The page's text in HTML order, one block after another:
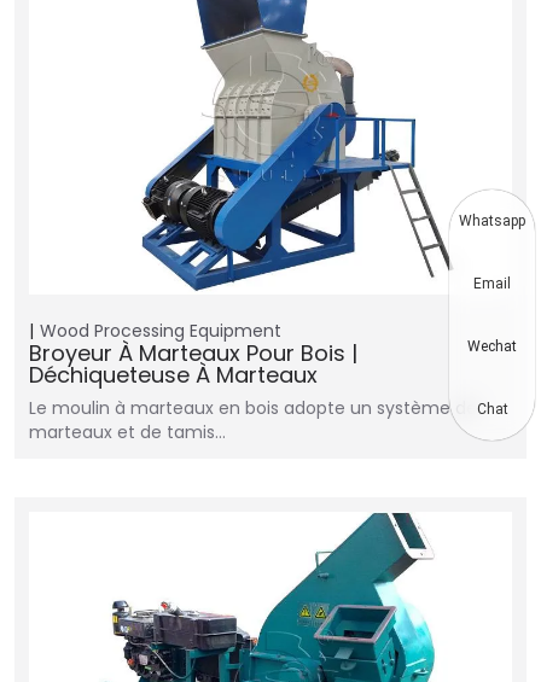
Wood Processing Equipment
Broyeur À Marteaux Pour Bois |
Déchiqueteuse À Marteaux
Le moulin à marteaux en bois adopte un système de
marteaux et de tamis…
Whatsapp
Email
Wechat
Chat